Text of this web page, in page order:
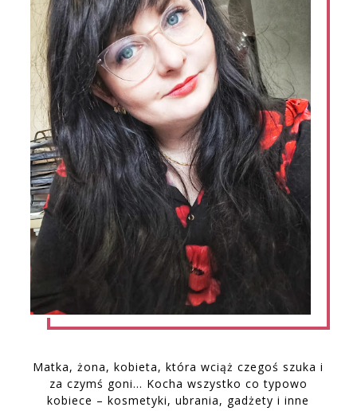
Matka, żona, kobieta, która wciąż czegoś szuka i
za czymś goni… Kocha wszystko co typowo
kobiece – kosmetyki, ubrania, gadżety i inne